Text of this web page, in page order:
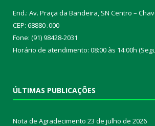
End.: Av. Praça da Bandeira, SN Centro –
CEP: 68880 .000
Fone: (91) 98428-2031
Horário de atendimento: 08:00 às 14:00h
ÚLTIMAS PUBLICAÇÕES
Nota de Agradecimento 23 de julho de 2026